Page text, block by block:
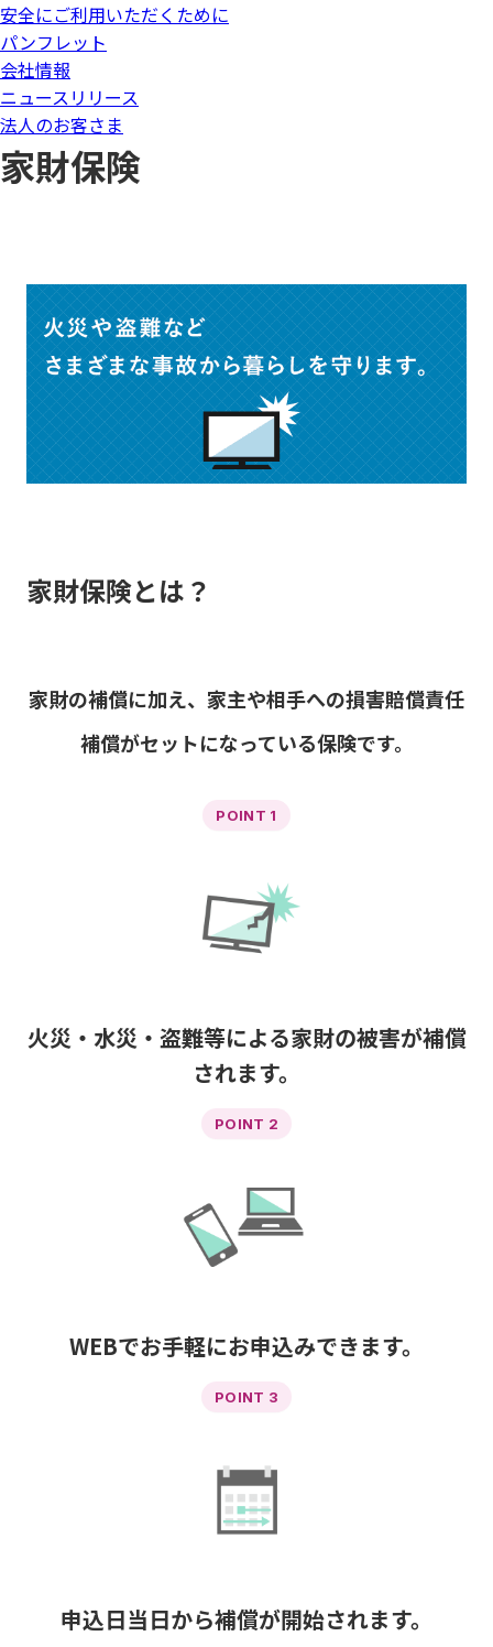
安全にご利用いただくために
パンフレット
会社情報
ニュースリリース
法人のお客さま
家財保険
家財保険とは？
家財の補償に加え、家主や相手への損害賠償責任
補償がセットになっている保険です。
POINT 1
火災・水災・盗難等による家財の被害が補償
されます。
POINT 2
WEBでお手軽にお申込みできます。
POINT 3
申込日当日から補償が開始されます。